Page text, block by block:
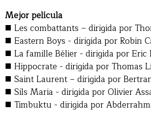
Mejor película
■ Les combattants – dirigida por
■ Eastern Boys - dirigida por Robin
■ La famille Bélier - dirigida por Eric
■ Hippocrate - dirigida por Thomas
■ Saint Laurent – dirigida por
■ Sils Maria - dirigida por Olivier
■ Timbuktu - dirigida por